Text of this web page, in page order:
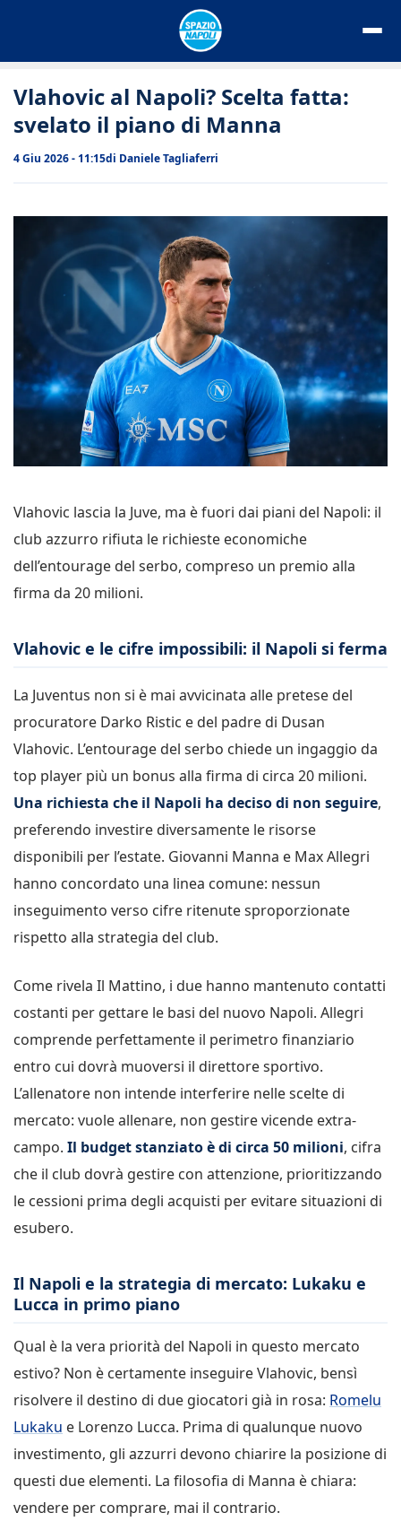
Vlahovic al Napoli? Scelta fatta:
svelato il piano di Manna
4 Giu 2026 - 11:15di Daniele Tagliaferri
Vlahovic lascia la Juve, ma è fuori dai piani del Napoli: il
club azzurro rifiuta le richieste economiche
dell’entourage del serbo, compreso un premio alla
firma da 20 milioni.
Vlahovic e le cifre impossibili: il Napoli si ferma
La Juventus non si è mai avvicinata alle pretese del
procuratore Darko Ristic e del padre di Dusan
Vlahovic. L’entourage del serbo chiede un ingaggio da
top player più un bonus alla firma di circa 20 milioni.
Una richiesta che il Napoli ha deciso di non seguire,
preferendo investire diversamente le risorse
disponibili per l’estate. Giovanni Manna e Max Allegri
hanno concordato una linea comune: nessun
inseguimento verso cifre ritenute sproporzionate
rispetto alla strategia del club.
Come rivela Il Mattino, i due hanno mantenuto contatti
costanti per gettare le basi del nuovo Napoli. Allegri
comprende perfettamente il perimetro finanziario
entro cui dovrà muoversi il direttore sportivo.
L’allenatore non intende interferire nelle scelte di
mercato: vuole allenare, non gestire vicende extra-
campo. Il budget stanziato è di circa 50 milioni, cifra
che il club dovrà gestire con attenzione, prioritizzando
le cessioni prima degli acquisti per evitare situazioni di
esubero.
Il Napoli e la strategia di mercato: Lukaku e
Lucca in primo piano
Qual è la vera priorità del Napoli in questo mercato
estivo? Non è certamente inseguire Vlahovic, bensì
risolvere il destino di due giocatori già in rosa: Romelu
Lukaku e Lorenzo Lucca. Prima di qualunque nuovo
investimento, gli azzurri devono chiarire la posizione di
questi due elementi. La filosofia di Manna è chiara:
vendere per comprare, mai il contrario.